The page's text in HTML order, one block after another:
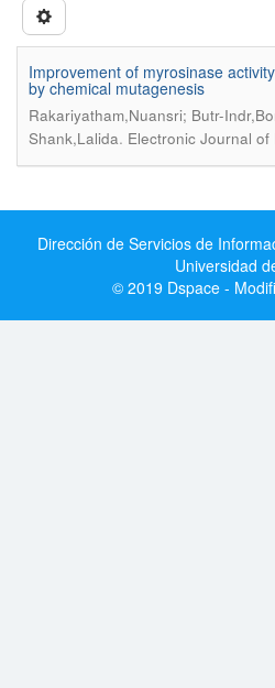
Improvement of myrosinase
by chemical mutagenesis
Rakariyatham,Nuansri; Butr-
Shank,Lalida. Electronic Journal
Dirección de Servicios de
Universidad
© 2019 Dspace -